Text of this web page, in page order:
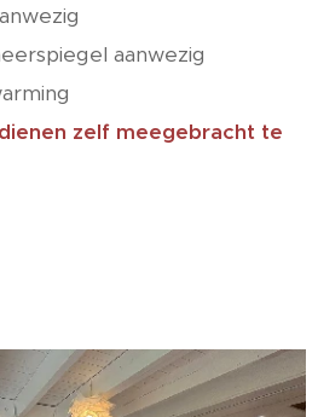
aanwezig
zelf meegebracht te